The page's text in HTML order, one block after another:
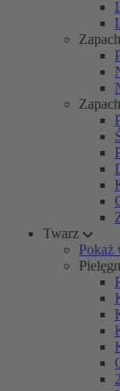
Twarz
Pokaż